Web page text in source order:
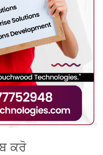
ਕਰੋ